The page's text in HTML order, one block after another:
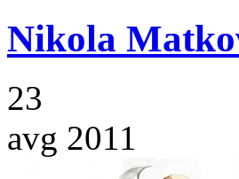
Nikola
23
avg 2011